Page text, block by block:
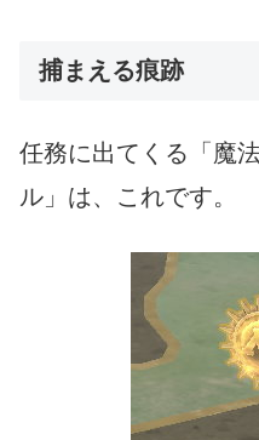
捕まえる痕跡
任務に出てくる「魔
ル」は、これです。